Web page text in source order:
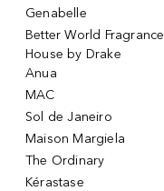
Genabelle
Better World Fragrance
House by Drake
Anua
MAC
Sol de Janeiro
Maison Margiela
The Ordinary
Kérastase